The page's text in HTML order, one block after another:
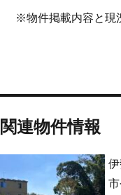
※物件掲載内容と現
関連物件情報